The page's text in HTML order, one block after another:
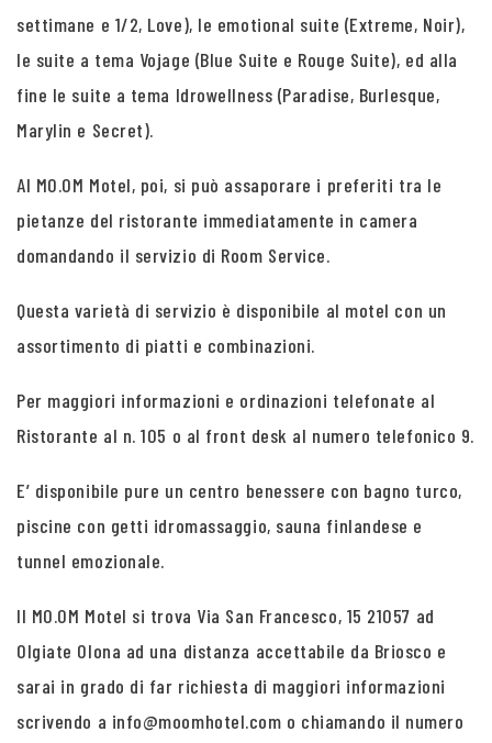
settimane e 1/2, Love), le emotional suite (Extreme, Noir),
le suite a tema Vojage (Blue Suite e Rouge Suite), ed alla
fine le suite a tema Idrowellness (Paradise, Burlesque,
Marylin e Secret).
Al MO.OM Motel, poi, si può assaporare i preferiti tra le
pietanze del ristorante immediatamente in camera
domandando il servizio di Room Service.
Questa varietà di servizio è disponibile al motel con un
assortimento di piatti e combinazioni.
Per maggiori informazioni e ordinazioni telefonate al
Ristorante al n. 105 o al front desk al numero telefonico 9.
E’ disponibile pure un centro benessere con bagno turco,
piscine con getti idromassaggio, sauna finlandese e
tunnel emozionale.
Il MO.OM Motel si trova Via San Francesco, 15 21057 ad
Olgiate Olona ad una distanza accettabile da Briosco e
sarai in grado di far richiesta di maggiori informazioni
scrivendo a info@moomhotel.com o chiamando il numero